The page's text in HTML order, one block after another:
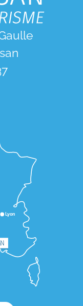
Lyon